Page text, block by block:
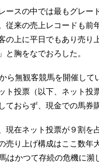
スの中では最もグレー
従来の売上レコードも前
の上に平日でもあり売り
と胸をなでおろした。
ら無観客競馬を開催して
ト投票（以下、ネット投
ておらず、現金での馬券
在ネット投票が９割を
売り上げ構成はここ数年
はかつて存続の危機に瀕